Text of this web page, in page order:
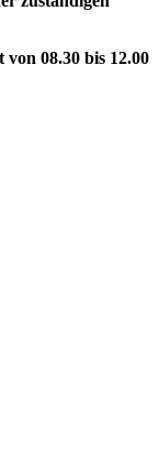
08.30 bis 12.00